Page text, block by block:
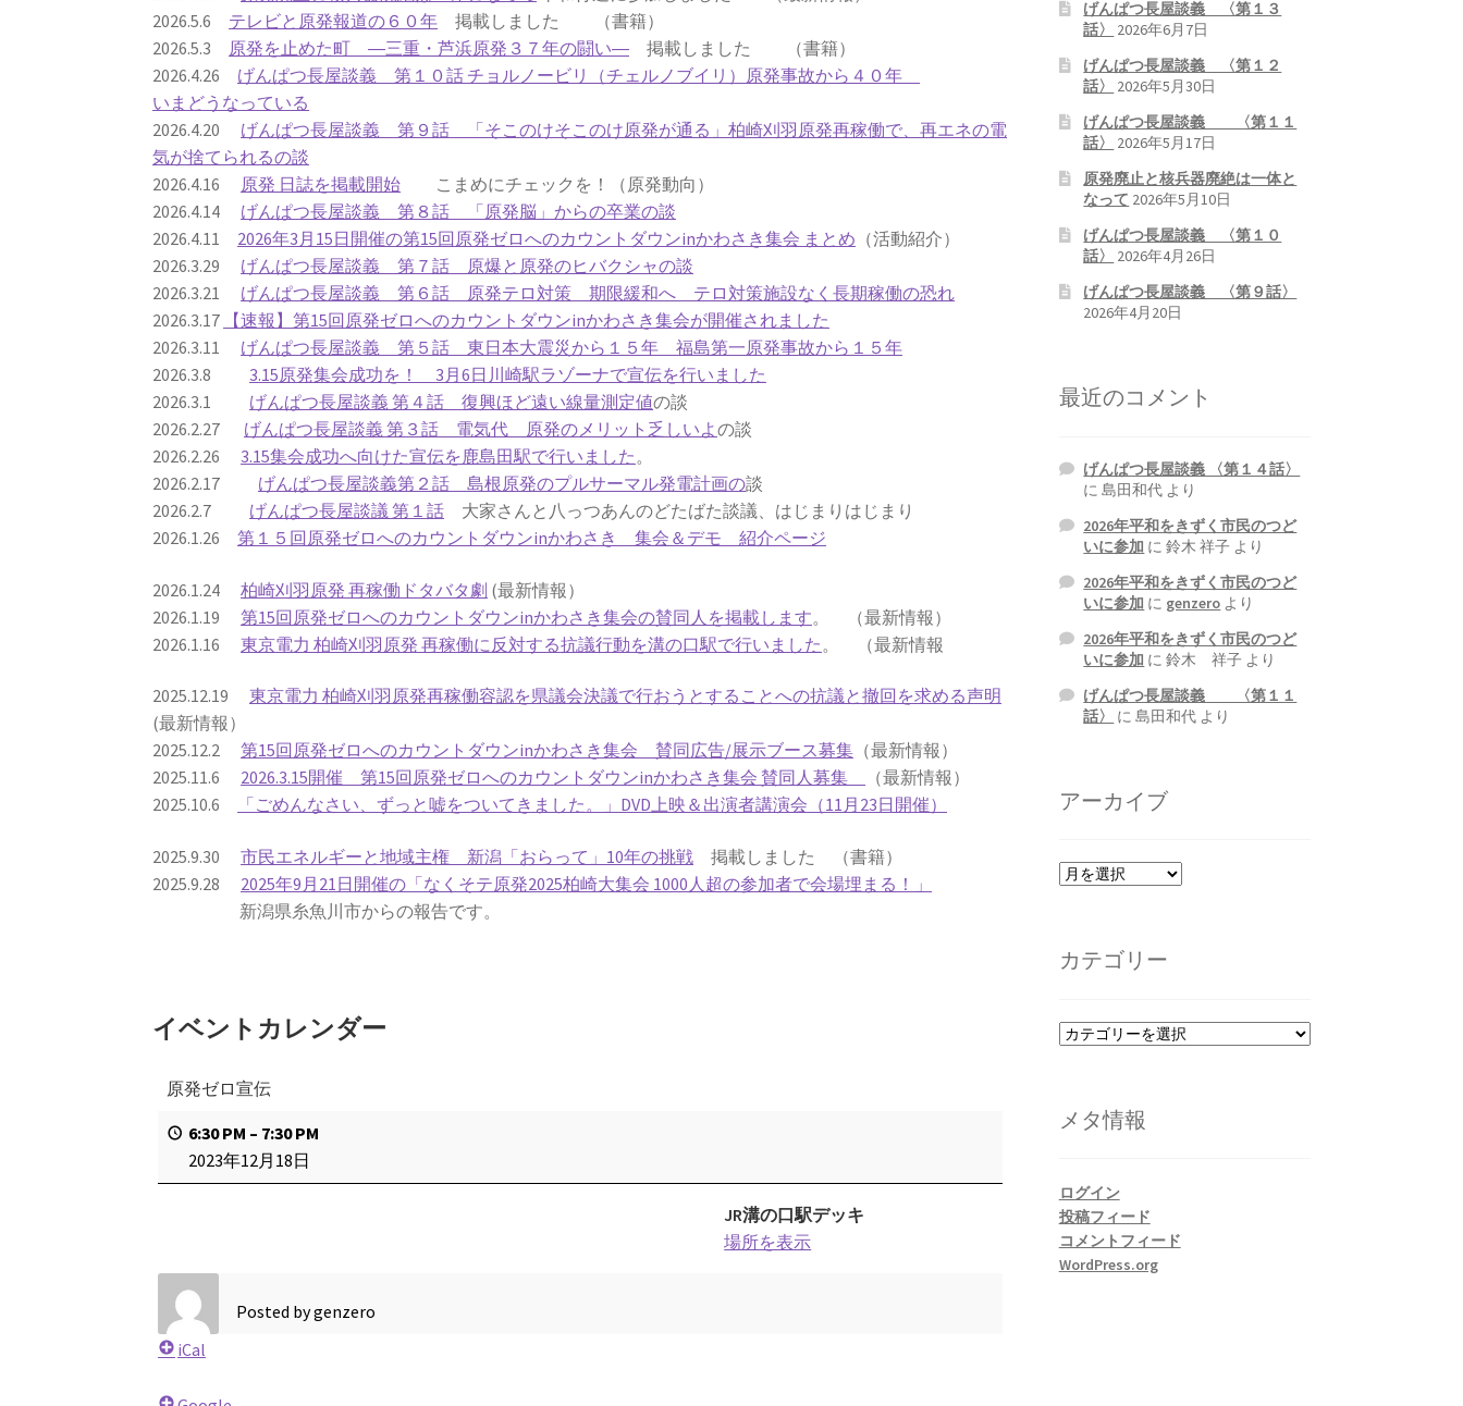
2026.5.6 テレビと原発報道の６０年 掲載しました （書籍）
2026.5.3 原発を止めた町 ―三重・芦浜原発３７年の闘い― 掲載しました （書籍）
2026.4.26 げんぱつ長屋談義 第１０話 チョルノービリ（チェルノブイリ）原発事故から４０年
いまどうなっている
2026.4.20 げんぱつ長屋談義 第９話 「そこのけそこのけ原発が通る」柏崎刈羽原発再稼働で、再エネの電
気が捨てられるの談
2026.4.16 原発 日誌を掲載開始 こまめにチェックを！（原発動向）
2026.4.14 げんぱつ長屋談義 第８話 「原発脳」からの卒業の談
2026.4.11 2026年3月15日開催の第15回原発ゼロへのカウントダウンinかわさき集会 まとめ （活動紹介）
2026.3.29 げんぱつ長屋談義 第７話 原爆と原発のヒバクシャの談
2026.3.21 げんぱつ長屋談義 第６話 原発テロ対策 期限緩和へ テロ対策施設なく長期稼働の恐れ
2026.3.17
【速報】第15回原発ゼロへのカウントダウンinかわさき集会が開催されました
2026.3.11 げんぱつ長屋談義 第５話 東日本大震災から１５年 福島第一原発事故から１５年
2026.3.83.15原発集会成功を！ 3月6日川崎駅ラゾーナで宣伝を行いました
2026.3.1 げんぱつ長屋談義 第４話 復興ほど遠い線量測定値の談
2026.2.27 げんぱつ長屋談義 第３話 電気代 原発のメリット乏しいよの談
2026.2.263.15集会成功へ向けた宣伝を鹿島田駅で行いました 。
2026.2.17 げんぱつ長屋談義第２話 島根原発のプルサーマル発電計画の談
2026.2.7 げんぱつ長屋談議 第１話 大家さんと八っつあんのどたばた談議、はじまりはじまり
2026.1.26第１５回原発ゼロへのカウントダウンinかわさき 集会＆デモ 紹介ページ
2026.1.24柏崎刈羽原発 再稼働ドタバタ劇 (最新情報）
2026.1.19第15回原発ゼロへのカウントダウンinかわさき集会の賛同人を掲載します。 （最新情報）
2026.1.16東京電力 柏崎刈羽原発 再稼働に反対する抗議行動を溝の口駅で行いました 。 （最新情報
2025.12.19東京電力 柏崎刈羽原発再稼働容認を県議会決議で行おうとすることへの抗議と撤回を求める声明
(最新情報）
2025.12.2第15回原発ゼロへのカウントダウンinかわさき集会 賛同広告/展示ブース募集 （最新情報）
2025.11.6 2026.3.15開催 第15回原発ゼロへのカウントダウンinかわさき集会 賛同人募集
（最新情報）
2025.10.6
「ごめんなさい、ずっと嘘をついてきました。」DVD上映＆出演者講演会（11月23日開催）
2025.9.30市民エネルギーと地域主権 新潟「おらって」10年の挑戦 掲載しました （書籍）
2025.9.28 2025年9月21日開催の「なくそテ原発2025柏崎大集会 1000人超の参加者で会場埋まる！」
新潟県糸魚川市からの報告です。
イベントカレンダー
原発ゼロ宣伝
6:30 PM – 7:30 PM
2023年12月18日
JR溝の口駅デッキ
場所を表示
Posted bygenzero
iCal
げんぱつ長屋談義 〈第１３
話〉
2026年6月7日
げんぱつ長屋談義 〈第１２
話〉
2026年5月30日
げんぱつ長屋談義 〈第１１
話〉
2026年5月17日
原発廃止と核兵器廃絶は一体と
なって 2026年5月10日
げんぱつ長屋談義 〈第１０
話〉
2026年4月26日
げんぱつ長屋談義 〈第９話〉
2026年4月20日
最近のコメント
げんぱつ長屋談義 〈第１４話〉
に島田和代 より
2026年平和をきずく市民のつど
いに参加 に鈴木 祥子 より
2026年平和をきずく市民のつど
いに参加 に genzero より
2026年平和をきずく市民のつど
いに参加 に鈴木 祥子 より
げんぱつ長屋談義 〈第１１
話〉
に島田和代 より
アーカイブ
ア
ブ
カテゴリー
カ
ー
メタ情報
ログイン
投稿フィード
コメントフィード
WordPress.org